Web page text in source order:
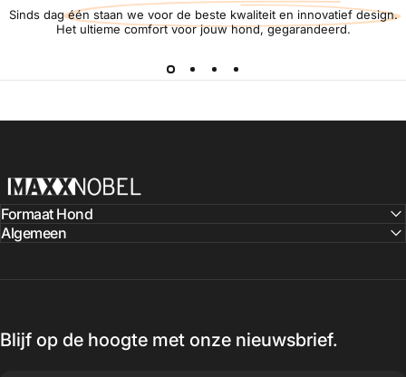
Sinds dag één staan we voor de beste kwaliteit en innovatief design.
Het ultieme comfort voor jouw hond, gegarandeerd.
MaxxNobel
Formaat Hond
Algemeen
Blijf op de hoogte met onze nieuwsbrief.